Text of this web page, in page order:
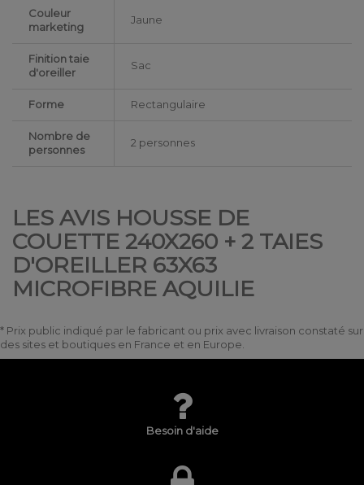
Couleur
marketing
Jaune
Finition taie
d'oreiller
Sac
Forme Rectangulaire
Nombre de
personnes
2 personnes
LES AVIS HOUSSE DE
COUETTE 240X260 + 2 TAIES
D'OREILLER 63X63
MICROFIBRE AQUILIE
* Prix public indiqué par le fabricant ou prix avec livraison constaté sur
des sites et boutiques en France et en Europe.
Besoin d'aide